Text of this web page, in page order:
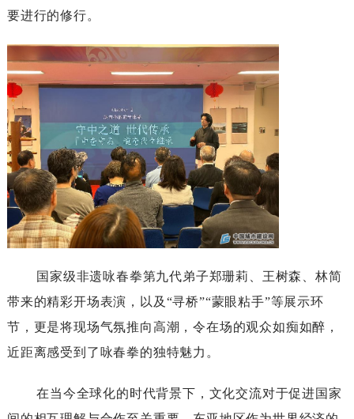
要进行的修行。
国家级非遗咏春拳第九代弟子郑珊莉、王树森、林简
带来的精彩开场表演，以及 “寻桥”“蒙眼粘手”等展示环
节，更是将现场气氛推向高潮，令在场的观众如痴如醉，
近距离感受到了咏春拳的独特魅力。
在当今全球化的时代背景下，文化交流对于促进国家